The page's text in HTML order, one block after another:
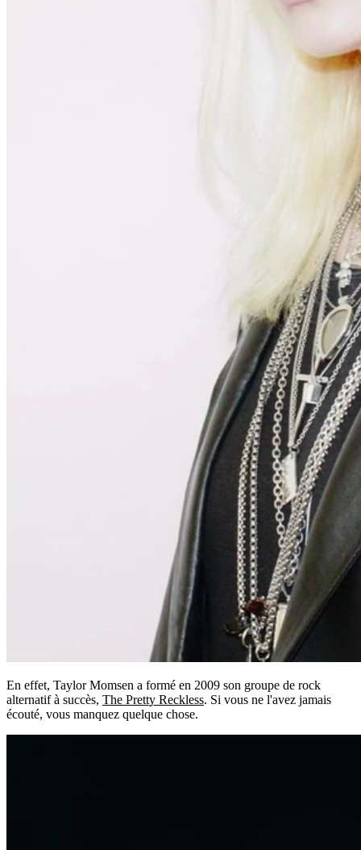
En effet, Taylor Momsen a formé en 2009 son groupe de rock
alternatif à succès, The Pretty Reckless. Si vous ne l'avez jamais
écouté, vous manquez quelque chose.